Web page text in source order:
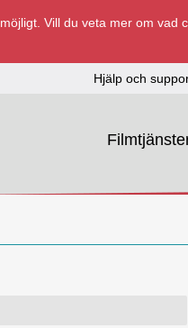
Vill du veta mer om vad
Hjälp och